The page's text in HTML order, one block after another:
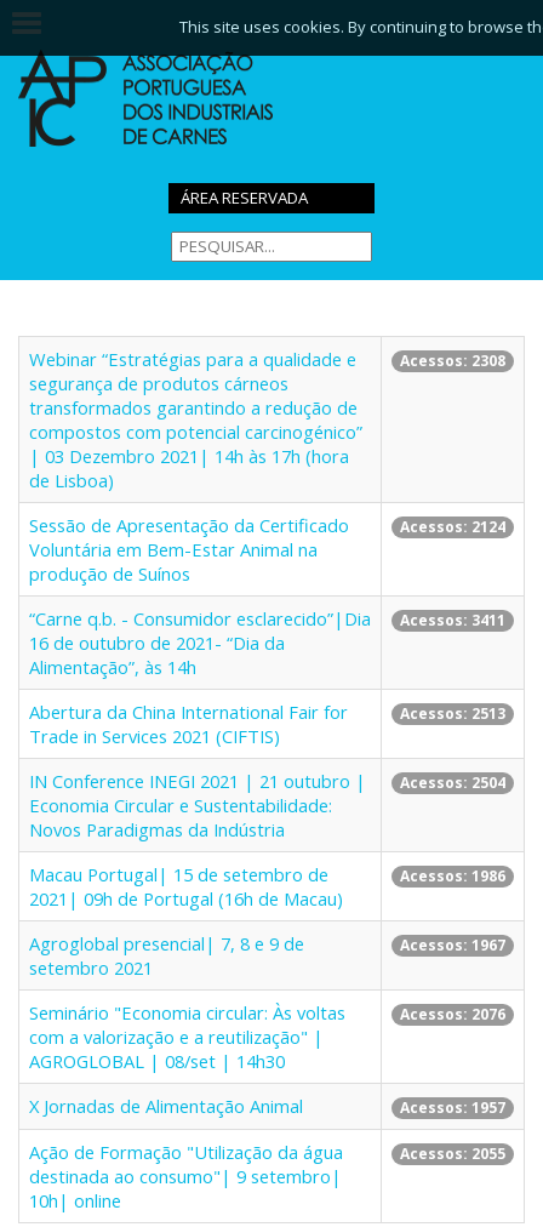
ÁREA RESERVADA
Webinar “Estratégias para a qualidade e
segurança de produtos cárneos
transformados garantindo a redução de
compostos com potencial carcinogénico”
| 03 Dezembro 2021| 14h às 17h (hora
de Lisboa)
Acessos: 2308
Sessão de Apresentação da Certificado
Voluntária em Bem-Estar Animal na
produção de Suínos
Acessos: 2124
“Carne q.b. - Consumidor esclarecido”|Dia
16 de outubro de 2021- “Dia da
Alimentação”, às 14h
Acessos: 3411
Abertura da China International Fair for
Trade in Services 2021 (CIFTIS)
Acessos: 2513
IN Conference INEGI 2021 | 21 outubro |
Economia Circular e Sustentabilidade:
Novos Paradigmas da Indústria
Acessos: 2504
Macau Portugal| 15 de setembro de
2021| 09h de Portugal (16h de Macau)
Acessos: 1986
Agroglobal presencial| 7, 8 e 9 de
setembro 2021
Acessos: 1967
Seminário "Economia circular: Às voltas
com a valorização e a reutilização" |
AGROGLOBAL | 08/set | 14h30
Acessos: 2076
X Jornadas de Alimentação Animal Acessos: 1957
Ação de Formação "Utilização da água
destinada ao consumo"| 9 setembro|
10h| online
Acessos: 2055
This site uses cookies. By continuing to browse